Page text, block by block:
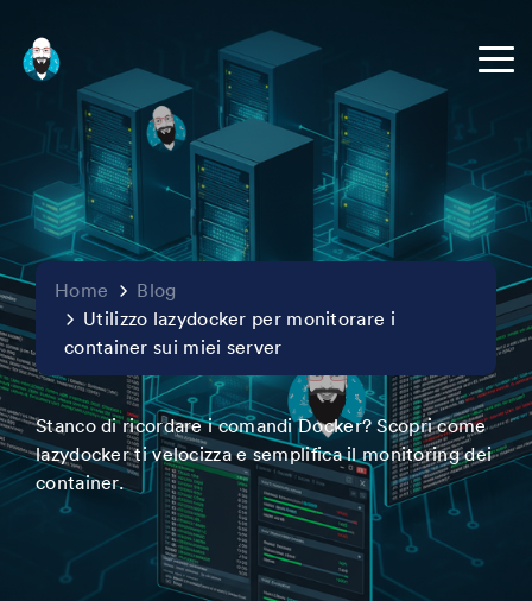
Home
Blog
Utilizzo lazydocker per monitorare i
container sui miei server
Stanco di ricordare i comandi Docker? Scopri come
lazydocker ti velocizza e semplifica il monitoring dei
container.